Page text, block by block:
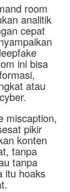
room
analitik
cepat
ini bisa
atau
miscaption,
pikir
konten
tanpa
tanpa
itu hoaks